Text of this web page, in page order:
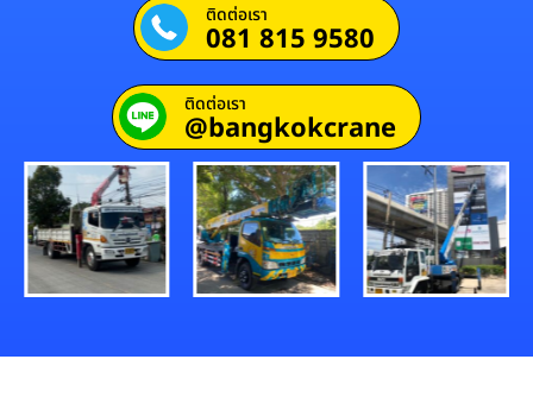
ติดต่อเรา
081 815 9580
ติดต่อเรา
@bangkokcrane